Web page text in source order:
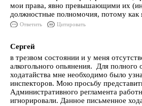
мои права, явно превышающими их
должностные полномочия, потому как
Ответить Цитировать
Сергей
в трезвом состоянии и у меня
алкогольного опьянения. Для полного
ходатайства мне необходимо было
инспекторов. Мою просьбу
Административного регламента
игнорировали. Данное письменное